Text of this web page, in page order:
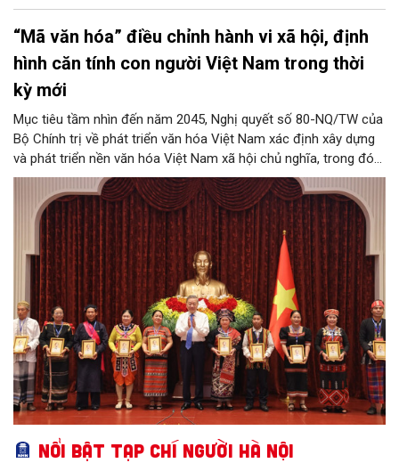
“Mã văn hóa” điều chỉnh hành vi xã hội, định
hình căn tính con người Việt Nam trong thời
kỳ mới
Mục tiêu tầm nhìn đến năm 2045, Nghị quyết số 80-NQ/TW của
Bộ Chính trị về phát triển văn hóa Việt Nam xác định xây dựng
và phát triển nền văn hóa Việt Nam xã hội chủ nghĩa, trong đó
con người là trung tâm, chủ thể, mục tiêu, động lực của phát
triển; các giá trị văn hóa giữ vai trò nền tảng, chuẩn mực và
được thẩm thấu trong mọi lĩnh vực của đời sống xã hội...
Nổi bật Tạp chí Người Hà Nội